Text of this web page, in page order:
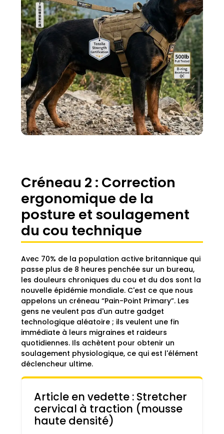
Créneau 2 : Correction
ergonomique de la
posture et soulagement
du cou technique
Avec 70% de la population active britannique qui
passe plus de 8 heures penchée sur un bureau,
les douleurs chroniques du cou et du dos sont la
nouvelle épidémie mondiale. C'est ce que nous
appelons un créneau “Pain-Point Primary”. Les
gens ne veulent pas d'un autre gadget
technologique aléatoire ; ils veulent une fin
immédiate à leurs migraines et raideurs
quotidiennes. Ils achètent pour obtenir un
soulagement physiologique, ce qui est l'élément
déclencheur ultime.
Article en vedette : Stretcher
cervical à traction (mousse
haute densité)